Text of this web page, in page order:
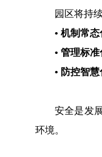
园区将持
• 机制常态
• 管理标准
• 防控智慧
安全是发
环境。